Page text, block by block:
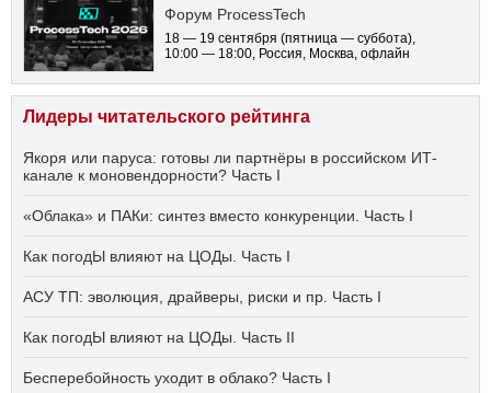
Форум ProcessTech
18 — 19 сентября (пятница — суббота),
10:00 — 18:00, Россия, Москва, офлайн
Лидеры читательского рейтинга
Якоря или паруса: готовы ли партнёры в российском ИТ-
канале к моновендорности? Часть I
«Облака» и ПАКи: синтез вместо конкуренции. Часть I
Как погодЫ влияют на ЦОДы. Часть I
АСУ ТП: эволюция, драйверы, риски и пр. Часть I
Как погодЫ влияют на ЦОДы. Часть II
Бесперебойность уходит в облако? Часть I